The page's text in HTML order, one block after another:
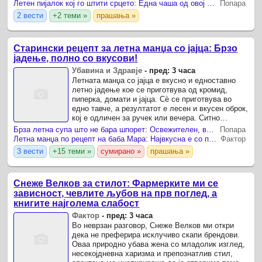
Летен пијалок кој го штити срцето: Една чаша од овој сок носи повеќе придобивки отколку што мислите
Попара
2 вести
+2 теми » прашања »
Старински рецепт за летна манџа со јајца: Брзо
јадење, полно со вкусови!
Убавина и Здравје - пред: 3 часа
Летната манџа со јајца е вкусно и едноставно
летно јадење кое се приготвува од кромид,
пиперка, домати и јајца. Сѐ се приготвува во
едно тавче, а резултатот е лесен и вкусен оброк,
кој е одличен за ручек или вечера. Ситно
исечкајте го кромидот.
Попара
Фактор
3 вести
+15 теми » сумирано » прашања »
Снеже Велков за стилот: Фармерките ми се
зависност, чевлите љубов на прв поглед, а
книгите најголема слабост
Фактор - пред: 3 часа
Во неврзан разговор, Снеже Велков ми откри
дека не преферира исклучиво скапи брендови.
Оваа природно убава жена со младолик изглед,
несекојдневна харизма и препознатлив стил,